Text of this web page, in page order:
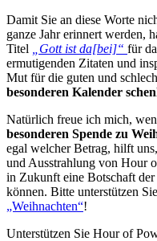
Damit Sie an diese Worte
ganze Jahr erinnert werden,
Titel
„Gott ist da[bei]“ für
ermutigenden Zitaten und
Mut für die guten und
besonderen Kalender
Natürlich freue ich mich,
besonderen Spende zu
egal welcher Betrag, hilft
und Ausstrahlung von Hour
in Zukunft eine Botschaft
können. Bitte unterstützen
„Weihnachten“!
Unterstützen Sie Hour of